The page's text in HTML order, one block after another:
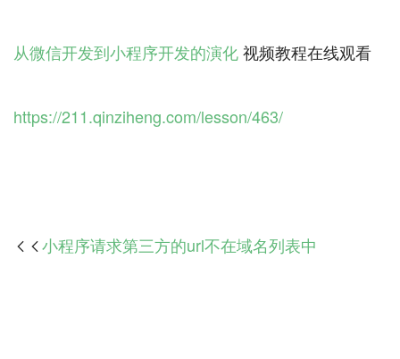
从微信开发到小程序开发的演化视频教程在线观看
https://211.qinziheng.com/lesson/463/
 小程序请求第三方的url不在域名列表中